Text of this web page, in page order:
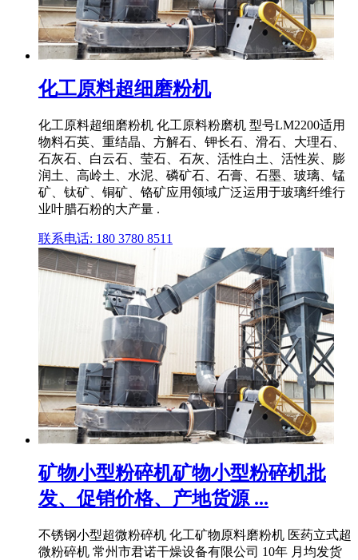
化工原料超细磨粉机
化工原料超细磨粉机 化工原料粉磨机 型号LM2200适用
物料石英、重结晶、方解石、钾长石、滑石、大理石、
石灰石、白云石、莹石、石灰、活性白土、活性炭、膨
润土、高岭土、水泥、磷矿石、石膏、石墨、玻璃、锰
矿、钛矿、铜矿、铬矿应用领域广泛运用于玻璃纤维行
业叶腊石粉的大产量 .
联系电话: 180 3780 8511
矿物小型粉碎机矿物小型粉碎机批
发、促销价格、产地货源 ...
不锈钢小型超微粉碎机 化工矿物原料磨粉机 医药立式超
微粉碎机 常州市君诺干燥设备有限公司 10年 月均发货